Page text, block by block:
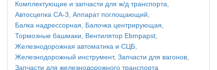
Комплектующие и запчасти для ж/д транспорта,
Автосцепка СА-3, Аппарат поглощающий,
Балка надрессорная, Балочка центрирующая,
Тормозные башмаки, Вентилятор Ebmpapst,
Железнодорожная автоматика и СЦБ,
Железнодорожный инструмент, Запчасти для вагонов,
Запчасти для железнодорожного транспорта